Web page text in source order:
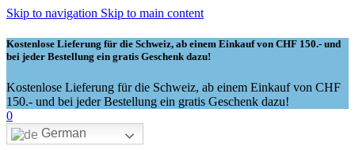
Skip to navigation Skip to main content
Kostenlose Lieferung für die Schweiz, ab einem Einkauf von CHF 150.- und
bei jeder Bestellung ein gratis Geschenk dazu!
Kostenlose Lieferung für die Schweiz, ab einem Einkauf von CHF
150.- und bei jeder Bestellung ein gratis Geschenk dazu!
0
German